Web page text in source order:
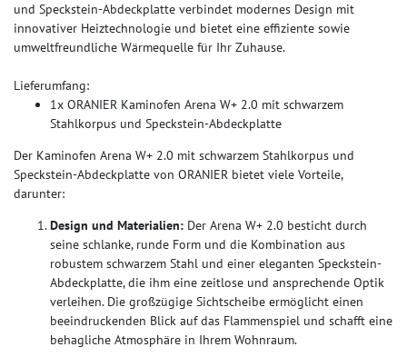
und Speckstein-Abdeckplatte verbindet modernes Design mit
innovativer Heiztechnologie und bietet eine effiziente sowie
umweltfreundliche Wärmequelle für Ihr Zuhause.
Lieferumfang:
1x ORANIER Kaminofen Arena W+ 2.0 mit schwarzem
Stahlkorpus und Speckstein-Abdeckplatte
Der Kaminofen Arena W+ 2.0 mit schwarzem Stahlkorpus und
Speckstein-Abdeckplatte von ORANIER bietet viele Vorteile,
darunter:
Design und Materialien: Der Arena W+ 2.0 besticht durch
seine schlanke, runde Form und die Kombination aus
robustem schwarzem Stahl und einer eleganten Speckstein-
Abdeckplatte, die ihm eine zeitlose und ansprechende Optik
verleihen. Die großzügige Sichtscheibe ermöglicht einen
beeindruckenden Blick auf das Flammenspiel und schafft eine
behagliche Atmosphäre in Ihrem Wohnraum.